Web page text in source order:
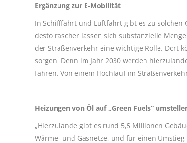
Ergänzung zur E-Mobilität
In Schifffahrt und Luftfahrt gibt es zu solchen
desto rascher lassen sich substanzielle
der Straßenverkehr eine wichtige Rolle. Dort
sorgen. Denn im Jahr 2030 werden
fahren. Von einem Hochlauf im
Heizungen von Öl auf „Green Fuels“
„Hierzulande gibt es rund 5,5 Millionen
Wärme- und Gasnetze, und für einen